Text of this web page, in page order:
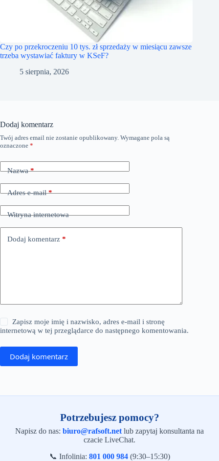
Czy po przekroczeniu 10 tys. zł sprzedaży w miesiącu zawsze
trzeba wystawiać faktury w KSeF?
5 sierpnia, 2026
Dodaj komentarz
Twój adres email nie zostanie opublikowany. Wymagane pola są
oznaczone *
Nazwa*
Adres e-mail*
Witryna internetowa
Dodaj komentarz *
Zapisz moje imię i nazwisko, adres e-mail i stronę
internetową w tej przeglądarce do następnego komentowania.
Dodaj komentarz
Potrzebujesz pomocy?
Napisz do nas: biuro@rafsoft.net lub zapytaj konsultanta na
czacie LiveChat.
📞 Infolinia: 801 000 984(9:30–15:30)